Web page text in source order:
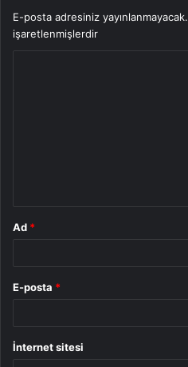
E-posta adresiniz yayınlanmayacak.
işaretlenmişlerdir
Ad *
E-posta *
İnternet sitesi